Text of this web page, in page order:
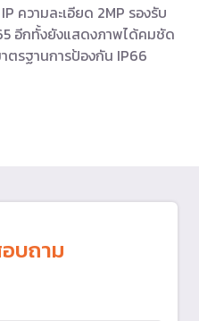
ความละเอียด 2MP รองรับ
อีกทั้งยังแสดงภาพได้คมชัด
ตรฐานการป้องกัน IP66
บถาม